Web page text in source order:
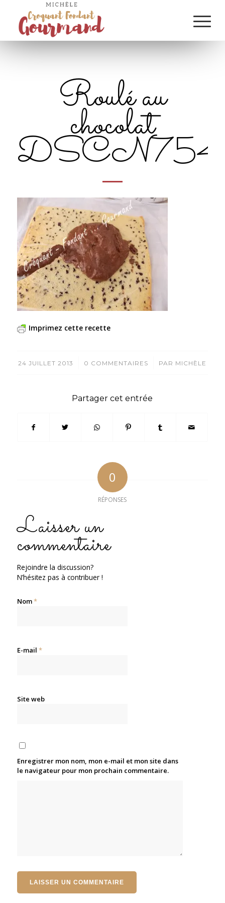
Roulé au
chocolat
Imprimez cette recette
24 JUILLET 2013
/ 0 COMMENTAIRES
/ PAR MICHÈLE
Partager cet entrée
0
RÉPONSES
Laisser un
commentaire
Rejoindre la discussion?
N’hésitez pas à contribuer !
Nom*
E-mail *
Site web
Enregistrer mon nom, mon e-mail et mon site dans
le navigateur pour mon prochain commentaire.